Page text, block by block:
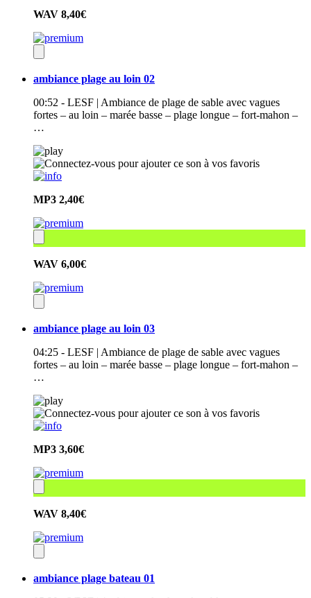
WAV 8,40€
ambiance plage au loin 02
00:52 - LESF | Ambiance de plage de sable avec vagues
fortes – au loin – marée basse – plage longue – fort-mahon –
…
MP3 2,40€
WAV 6,00€
ambiance plage au loin 03
04:25 - LESF | Ambiance de plage de sable avec vagues
fortes – au loin – marée basse – plage longue – fort-mahon –
…
MP3 3,60€
WAV 8,40€
ambiance plage bateau 01